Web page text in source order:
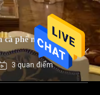
cà phê nhà hàng
3 quan điểm